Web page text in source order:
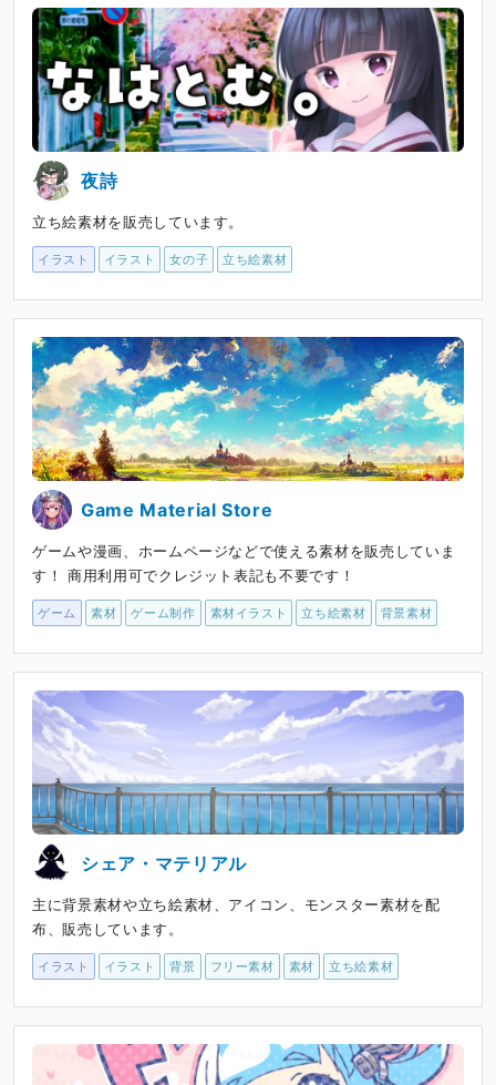
夜詩
立ち絵素材を販売しています。
イラスト イラスト 女の子 立ち絵素材
Game Material Store
ゲームや漫画、ホームページなどで使える素材を販売していま
す！ 商用利用可でクレジット表記も不要です！
ゲーム 素材 ゲーム制作 素材イラスト 立ち絵素材 背景素材
シェア・マテリアル
主に背景素材や立ち絵素材、アイコン、モンスター素材を配
布、販売しています。
イラスト イラスト 背景 フリー素材 素材 立ち絵素材